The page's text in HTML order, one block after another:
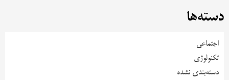
دسته‌ها
اجتماعی
تکنولوژی
دسته‌بندی نشده